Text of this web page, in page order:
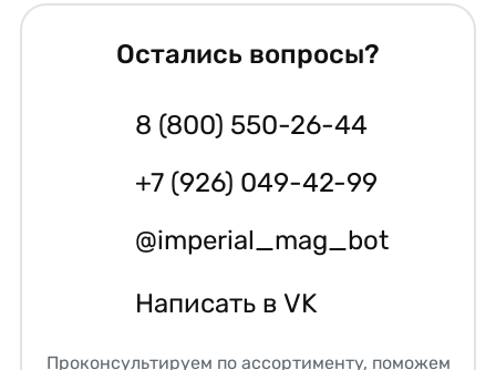
Остались вопросы?
8 (800) 550-26-44
+7 (926) 049-42-99
@imperial_mag_bot
Написать в VK
Проконсультируем по ассортименту, поможем